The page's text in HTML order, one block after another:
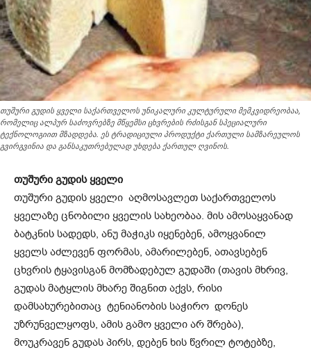
თუშური გუდის ყველი საქართველოს უნიკალური კულტურული მემკვიდრეობაა,
რომელიც ალპურ საძოვრებზე მწყემსი ცხვრების რძისგან სპეციალური
ტექნოლოგიით მზადდება. ეს ტრადიციული პროდუქტი ქართული სამზარეულოს
გვირგვინია და განსაკუთრებულად უხდება ქართულ ღვინოს.
თუშური გუდის ყველი
თუშური გუდის ყველი აღმოსავლეთ საქართველოს
ყველაზე ცნობილი ყველის სახეობაა. მის ამოსაყვანად
ბატკნის სადედს, ანუ მაჭიკს იყენებენ, ამოყვანილ
ყველს აძლევენ ფორმას, ამარილებენ, ათავსებენ
ცხვრის ტყავისგან მომზადებულ გუდაში (თავის მხრივ,
გუდას მატყლის მხარე შიგნით აქვს, რისი
დამსახურებითაც ტენიანობის საჭირო დონეს
უზრუნველყოფს, ამის გამო ყველი არ შრება),
მოუკრავენ გუდას პირს, დებენ ხის წვრილ ტოტებზე,